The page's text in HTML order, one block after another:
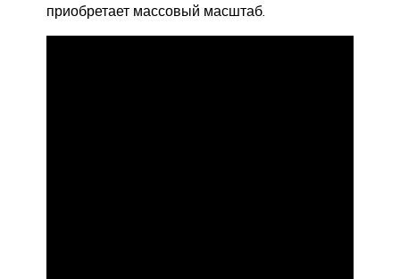
приобретает массовый масштаб.